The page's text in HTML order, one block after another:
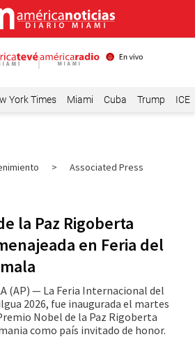
York Times Miami Cuba Trump ICE
> Associated Press
la Paz Rigoberta
en Feria del
(AP) — La Feria Internacional del
2026, fue inaugurada el martes
Nobel de la Paz Rigoberta
como país invitado de honor.